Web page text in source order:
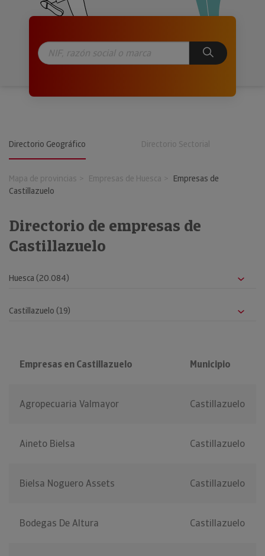
Directorio Geográfico Directorio Sectorial
Mapa de provincias Empresas de Huesca
Empresas de
Castillazuelo
Directorio de empresas de
Castillazuelo
Empresas en Castillazuelo Municipio
Agropecuaria Valmayor Castillazuelo
Aineto Bielsa Castillazuelo
Bielsa Noguero Assets Castillazuelo
Bodegas De Altura Castillazuelo